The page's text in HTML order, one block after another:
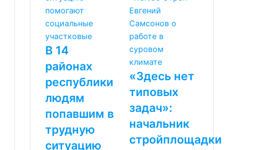
В 14
районах
республики
людям
попавшим в
трудную
ситуацию
«Здесь нет
типовых
задач»:
начальник
стройплощадки